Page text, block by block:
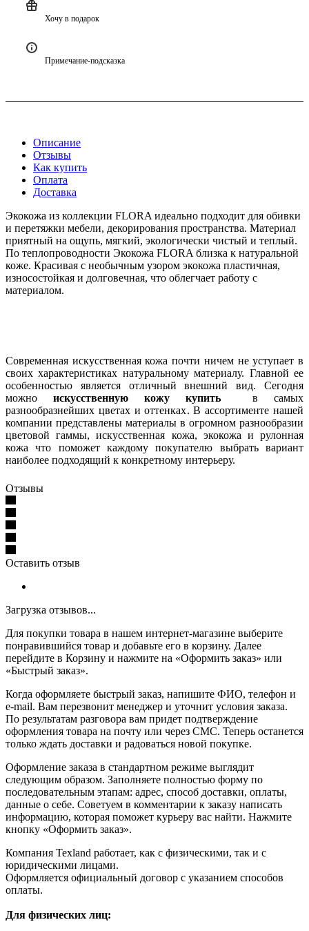
Хочу в подарок
Примечание-подсказка
Описание
Отзывы
Как купить
Оплата
Доставка
Экокожа из коллекции FLORA идеально подходит для обивки
и перетяжки мебели, декорирования пространства. Материал
приятный на ощупь, мягкий, экологически чистый и теплый.
По теплопроводности Экокожа FLORA близка к натуральной
коже. Красивая с необычным узором экокожа пластичная,
износостойкая и долговечная, что облегчает работу с
материалом.
Современная искусственная кожа почти ничем не уступает в
своих характеристиках натуральному материалу. Главной ее
особенностью является отличный внешний вид. Сегодня
можно искусственную кожу купить в самых
разнообразнейших цветах и оттенках. В ассортименте нашей
компании представлены материалы в огромном разнообразии
цветовой гаммы, искусственная кожа, экокожа и рулонная
кожа что поможет каждому покупателю выбрать вариант
наиболее подходящий к конкретному интерьеру.
Отзывы
Оставить отзыв
Загрузка отзывов...
Для покупки товара в нашем интернет-магазине выберите
понравившийся товар и добавьте его в корзину. Далее
перейдите в Корзину и нажмите на «Оформить заказ» или
«Быстрый заказ».
Когда оформляете быстрый заказ, напишите ФИО, телефон и
e-mail. Вам перезвонит менеджер и уточнит условия заказа.
По результатам разговора вам придет подтверждение
оформления товара на почту или через СМС. Теперь останется
только ждать доставки и радоваться новой покупке.
Оформление заказа в стандартном режиме выглядит
следующим образом. Заполняете полностью форму по
последовательным этапам: адрес, способ доставки, оплаты,
данные о себе. Советуем в комментарии к заказу написать
информацию, которая поможет курьеру вас найти. Нажмите
кнопку «Оформить заказ».
Компания Texland работает, как с физическими, так и с
юридическими лицами.
Оформляется официальный договор с указанием способов
оплаты.
Для физических лиц: